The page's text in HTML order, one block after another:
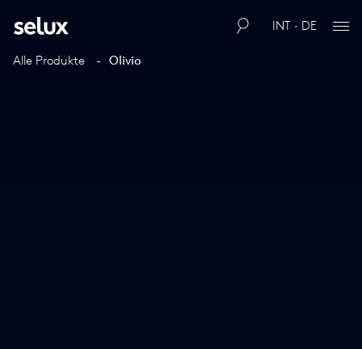
INT · DE
Alle Produkte Olivio